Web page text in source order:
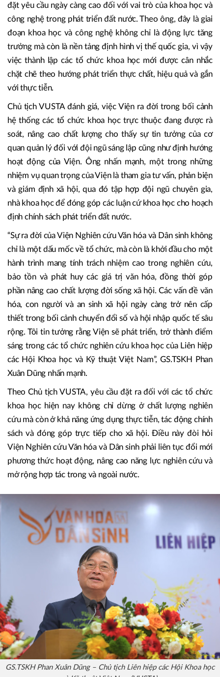
đặt yêu cầu ngày càng cao đối với vai trò của khoa học và
công nghệ trong phát triển đất nước. Theo ông, đây là giai
đoạn khoa học và công nghệ không chỉ là động lực tăng
trưởng mà còn là nền tảng định hình vị thế quốc gia, vì vậy
việc thành lập các tổ chức khoa học mới được cân nhắc
chặt chẽ theo hướng phát triển thực chất, hiệu quả và gắn
với thực tiễn.
Chủ tịch VUSTA đánh giá, việc Viện ra đời trong bối cảnh
hệ thống các tổ chức khoa học trực thuộc đang được rà
soát, nâng cao chất lượng cho thấy sự tin tưởng của cơ
quan quản lý đối với đội ngũ sáng lập cũng như định hướng
hoạt động của Viện. Ông nhấn mạnh, một trong những
nhiệm vụ quan trọng của Viện là tham gia tư vấn, phản biện
và giám định xã hội, qua đó tập hợp đội ngũ chuyên gia,
nhà khoa học để đóng góp các luận cứ khoa học cho hoạch
định chính sách phát triển đất nước.
“Sự ra đời của Viện Nghiên cứu Văn hóa và Dân sinh không
chỉ là một dấu mốc về tổ chức, mà còn là khởi đầu cho một
hành trình mang tính trách nhiệm cao trong nghiên cứu,
bảo tồn và phát huy các giá trị văn hóa, đồng thời góp
phần nâng cao chất lượng đời sống xã hội. Các vấn đề văn
hóa, con người và an sinh xã hội ngày càng trở nên cấp
thiết trong bối cảnh chuyển đổi số và hội nhập quốc tế sâu
rộng. Tôi tin tưởng rằng Viện sẽ phát triển, trở thành điểm
sáng trong các tổ chức nghiên cứu khoa học của Liên hiệp
các Hội Khoa học và Kỹ thuật Việt Nam”, GS.TSKH Phan
Xuân Dũng nhấn mạnh.
Theo Chủ tịch VUSTA, yêu cầu đặt ra đối với các tổ chức
khoa học hiện nay không chỉ dừng ở chất lượng nghiên
cứu mà còn ở khả năng ứng dụng thực tiễn, tác động chính
sách và đóng góp trực tiếp cho xã hội. Điều này đòi hỏi
Viện Nghiên cứu Văn hóa và Dân sinh phải liên tục đổi mới
phương thức hoạt động, nâng cao năng lực nghiên cứu và
mở rộng hợp tác trong và ngoài nước.
GS.TSKH Phan Xuân Dũng – Chủ tịch Liên hiệp các Hội Khoa học